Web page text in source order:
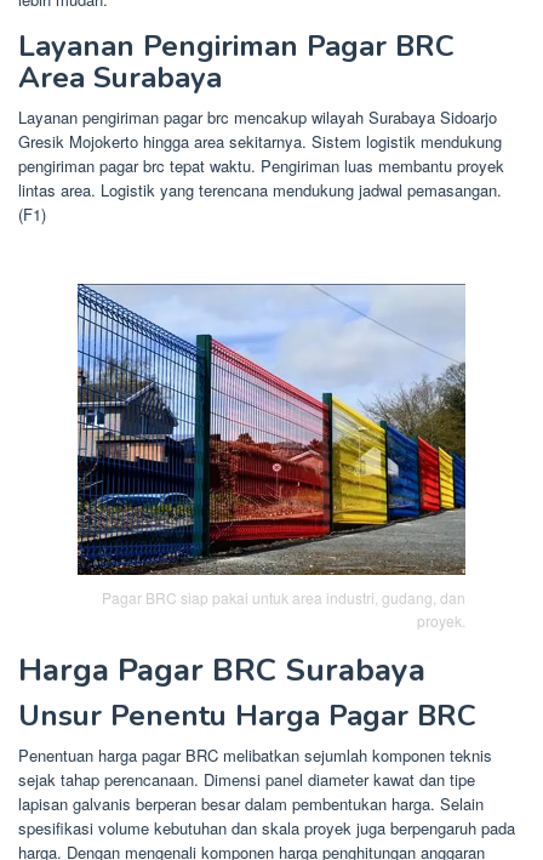
Layanan Pengiriman Pagar BRC
Area Surabaya
Layanan pengiriman pagar brc mencakup wilayah Surabaya Sidoarjo
Gresik Mojokerto hingga area sekitarnya. Sistem logistik mendukung
pengiriman pagar brc tepat waktu. Pengiriman luas membantu proyek
lintas area. Logistik yang terencana mendukung jadwal pemasangan.
(F1)
Pagar BRC siap pakai untuk area industri, gudang, dan
proyek.
Harga Pagar BRC Surabaya
Unsur Penentu Harga Pagar BRC
Penentuan harga pagar BRC melibatkan sejumlah komponen teknis
sejak tahap perencanaan. Dimensi panel diameter kawat dan tipe
lapisan galvanis berperan besar dalam pembentukan harga. Selain
spesifikasi volume kebutuhan dan skala proyek juga berpengaruh pada
harga. Dengan mengenali komponen harga penghitungan anggaran